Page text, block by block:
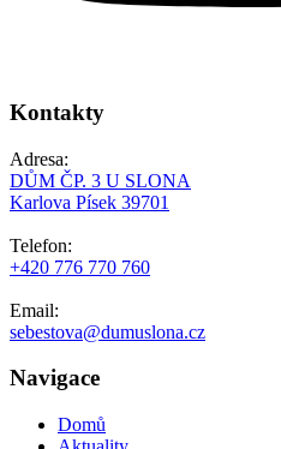
Kontakty
Adresa:
DŮM ČP. 3 U SLONA
Karlova Písek 39701
Telefon:
+420 776 770 760
Email:
sebestova@dumuslona.cz
Navigace
Domů